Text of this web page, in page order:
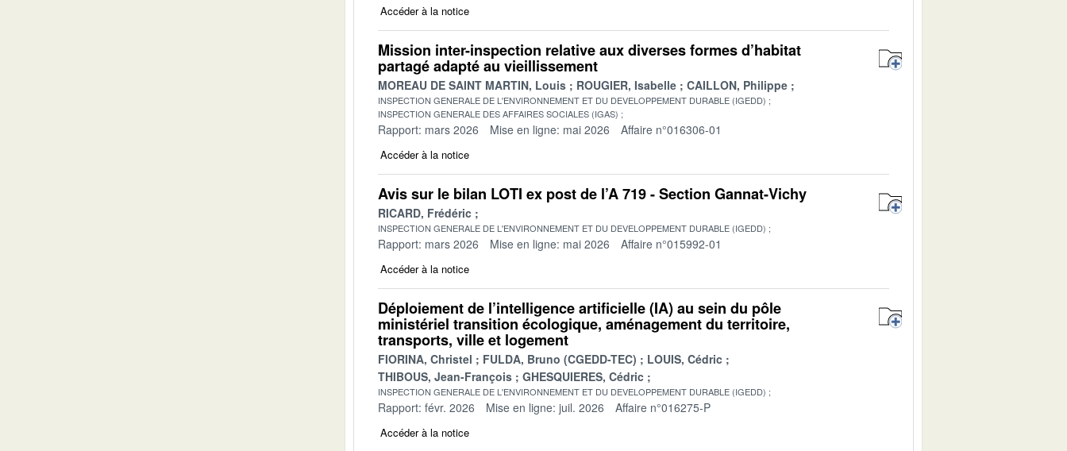
Accéder à la notice
Mission inter-inspection relative aux diverses formes d’habitat
partagé adapté au vieillissement
MOREAU DE SAINT MARTIN, Louis ROUGIER, Isabelle CAILLON, Philippe
INSPECTION GENERALE DE L'ENVIRONNEMENT ET DU DEVELOPPEMENT DURABLE (IGEDD)
INSPECTION GENERALE DES AFFAIRES SOCIALES (IGAS)
Rapport: mars 2026 Mise en ligne: mai 2026 Affaire n°016306-01
Accéder à la notice
Avis sur le bilan LOTI ex post de l’A 719 - Section Gannat-Vichy
RICARD, Frédéric
INSPECTION GENERALE DE L'ENVIRONNEMENT ET DU DEVELOPPEMENT DURABLE (IGEDD)
Rapport: mars 2026 Mise en ligne: mai 2026 Affaire n°015992-01
Accéder à la notice
Déploiement de l’intelligence artificielle (IA) au sein du pôle
ministériel transition écologique, aménagement du territoire,
transports, ville et logement
FIORINA, Christel FULDA, Bruno (CGEDD-TEC)
LOUIS, Cédric
THIBOUS, Jean-François
GHESQUIERES, Cédric
INSPECTION GENERALE DE L'ENVIRONNEMENT ET DU DEVELOPPEMENT DURABLE (IGEDD)
Rapport: févr. 2026 Mise en ligne: juil. 2026 Affaire n°016275-P
Accéder à la notice